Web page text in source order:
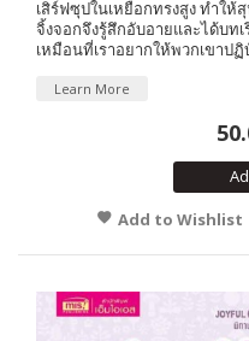
เสิร์ฟซุปในเหยือกทรงสูง ทำใ
จิ้งจอกจึงรู้สึกอับอายและได้บท
เหมือนที่เราอยากให้พวกเขาปฏิ
Learn More
Add to Wishlist